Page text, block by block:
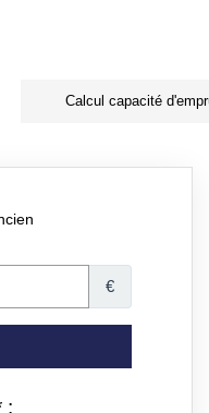
Calcul capacité